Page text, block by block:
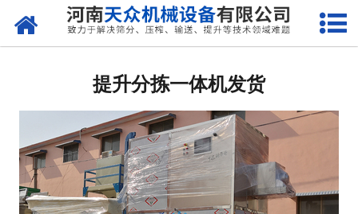
网站首页
新闻资讯
客户案例
提升分拣一体机发货